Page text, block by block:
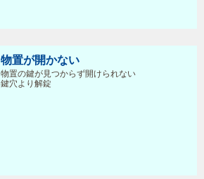
物置が開かない
物置の鍵が見つからず開けられない
鍵穴より解錠